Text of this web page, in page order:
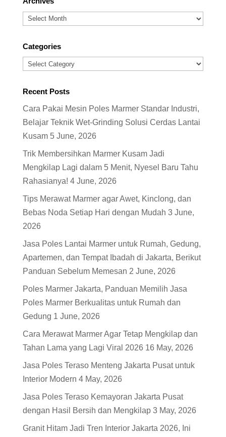
Archives
Categories
Categories
Recent Posts
Cara Pakai Mesin Poles Marmer Standar Industri,
Belajar Teknik Wet-Grinding Solusi Cerdas Lantai
Kusam 5 June, 2026
Trik Membersihkan Marmer Kusam Jadi
Mengkilap Lagi dalam 5 Menit, Nyesel Baru Tahu
Rahasianya! 4 June, 2026
Tips Merawat Marmer agar Awet, Kinclong, dan
Bebas Noda Setiap Hari dengan Mudah 3 June,
2026
Jasa Poles Lantai Marmer untuk Rumah, Gedung,
Apartemen, dan Tempat Ibadah di Jakarta, Berikut
Panduan Sebelum Memesan 2 June, 2026
Poles Marmer Jakarta, Panduan Memilih Jasa
Poles Marmer Berkualitas untuk Rumah dan
Gedung 1 June, 2026
Cara Merawat Marmer Agar Tetap Mengkilap dan
Tahan Lama yang Lagi Viral 2026 16 May, 2026
Jasa Poles Teraso Menteng Jakarta Pusat untuk
Interior Modern 4 May, 2026
Jasa Poles Teraso Kemayoran Jakarta Pusat
dengan Hasil Bersih dan Mengkilap 3 May, 2026
Granit Hitam Jadi Tren Interior Jakarta 2026, Ini